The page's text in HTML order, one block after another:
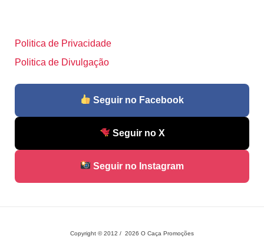
Politica de Privacidade
Politica de Divulgação
Seguir no Facebook
Seguir no X
Seguir no Instagram
Copyright © 2012 / 2026 O Caça Promoções